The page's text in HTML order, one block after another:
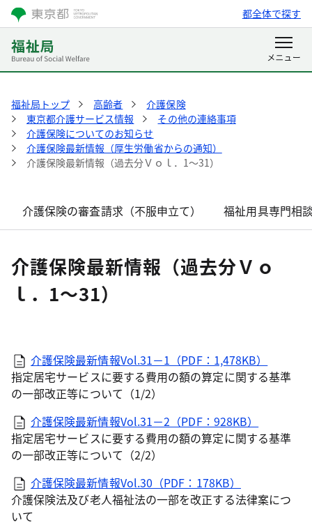
都全体で探す
福祉局トップ 高齢者
介護保険
東京都介護サービス情報
その他の連絡事項
介護保険についてのお知らせ
介護保険最新情報（厚生労働省からの通知）
介護保険最新情報（過去分Ｖｏｌ．1～31）
介護保険の審査請求（不服申立て） 福祉用具専門相
介護保険最新情報（過去分Ｖｏ
ｌ．1～31）
介護保険最新情報Vol.31－1（PDF：1,478KB）
指定居宅サービスに要する費用の額の算定に関する基準
の一部改正等について（1/2）
介護保険最新情報Vol.31－2（PDF：928KB）
指定居宅サービスに要する費用の額の算定に関する基準
の一部改正等について（2/2）
介護保険最新情報Vol.30（PDF：178KB）
介護保険法及び老人福祉法の一部を改正する法律案につ
いて